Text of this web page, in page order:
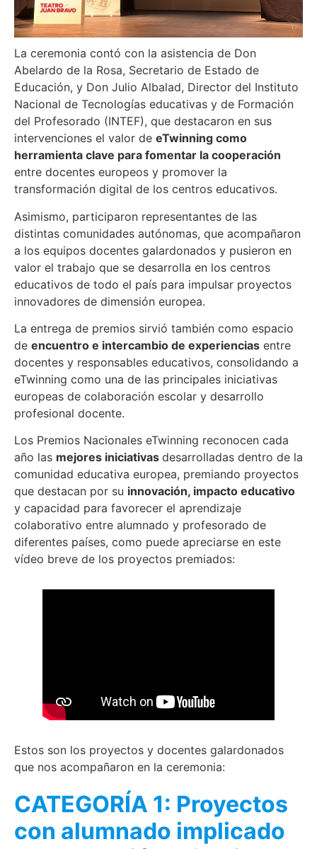
La ceremonia contó con la asistencia de Don
Abelardo de la Rosa, Secretario de Estado de
Educación, y Don Julio Albalad, Director del Instituto
Nacional de Tecnologías educativas y de Formación
del Profesorado (INTEF), que destacaron en sus
intervenciones el valor de eTwinning como
herramienta clave para fomentar la cooperación
entre docentes europeos y promover la
transformación digital de los centros educativos.
Asimismo, participaron representantes de las
distintas comunidades autónomas, que acompañaron
a los equipos docentes galardonados y pusieron en
valor el trabajo que se desarrolla en los centros
educativos de todo el país para impulsar proyectos
innovadores de dimensión europea.
La entrega de premios sirvió también como espacio
de encuentro e intercambio de experiencias entre
docentes y responsables educativos, consolidando a
eTwinning como una de las principales iniciativas
europeas de colaboración escolar y desarrollo
profesional docente.
Los Premios Nacionales eTwinning reconocen cada
año las mejores iniciativas desarrolladas dentro de la
comunidad educativa europea, premiando proyectos
que destacan por su innovación, impacto educativo
y capacidad para favorecer el aprendizaje
colaborativo entre alumnado y profesorado de
diferentes países, como puede apreciarse en este
vídeo breve de los proyectos premiados:
Estos son los proyectos y docentes galardonados
que nos acompañaron en la ceremonia:
CATEGORÍA 1: Proyectos
con alumnado implicado